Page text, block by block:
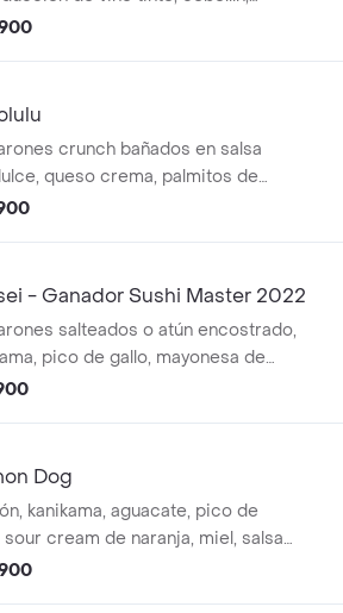
aguacate, alga nori y salsa
crunch bañados en salsa
queso crema, palmitos de
crunch, piña salteada, lechuga,
- Ganador Sushi Master 2022
salteados o atún encostrado,
pico de gallo, mayonesa de
aguacate y salsa de ajonjolí. cada
Dog
kanikama, aguacate, pico de
sour cream de naranja, miel, salsa
mayonesa de wasabi y cebollín.